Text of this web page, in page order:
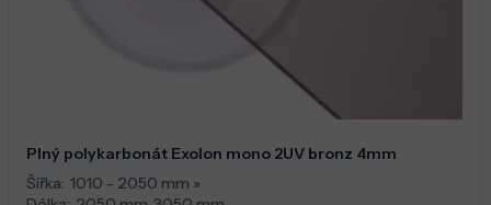
Plný polykarbonát Exolon mono 2UV bronz 4mm
Šířka: 1010 - 2050 mm »